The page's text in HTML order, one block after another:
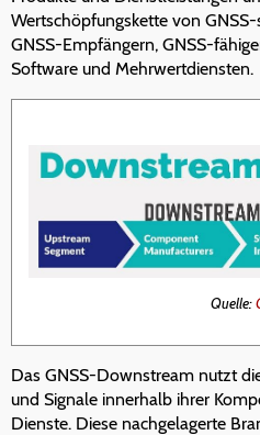
Wertschöpfungskette von
GNSS-Empfängern, GNSS-
Software und Mehrwertdiensten.
Quelle:
Das GNSS-Downstream nutzt
und Signale innerhalb ihrer
Dienste. Diese nachgelagerte